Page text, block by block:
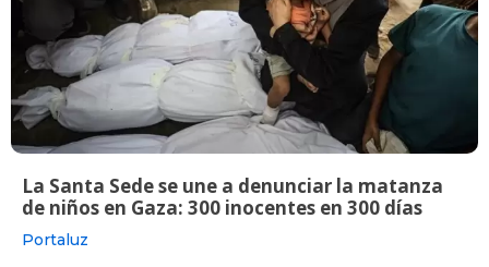
La Santa Sede se une a denunciar la matanza
de niños en Gaza: 300 inocentes en 300 días
Portaluz